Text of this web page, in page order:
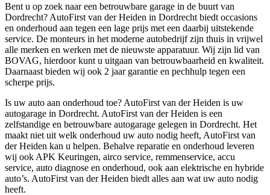
Bent u op zoek naar een betrouwbare garage in de buurt van
Dordrecht? AutoFirst van der Heiden in Dordrecht biedt occasions
en onderhoud aan tegen een lage prijs met een daarbij uitstekende
service. De monteurs in het moderne autobedrijf zijn thuis in vrijwel
alle merken en werken met de nieuwste apparatuur. Wij zijn lid van
BOVAG, hierdoor kunt u uitgaan van betrouwbaarheid en kwaliteit.
Daarnaast bieden wij ook 2 jaar garantie en pechhulp tegen een
scherpe prijs.
Is uw auto aan onderhoud toe? AutoFirst van der Heiden is uw
autogarage in Dordrecht. AutoFirst van der Heiden is een
zelfstandige en betrouwbare autogarage gelegen in Dordrecht. Het
maakt niet uit welk onderhoud uw auto nodig heeft, AutoFirst van
der Heiden kan u helpen. Behalve reparatie en onderhoud leveren
wij ook APK Keuringen, airco service, remmenservice, accu
service, auto diagnose en onderhoud, ook aan elektrische en hybride
auto’s. AutoFirst van der Heiden biedt alles aan wat uw auto nodig
heeft.